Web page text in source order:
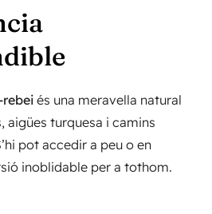
és una meravella natural
aigües turquesa i camins
pot accedir a peu o en
inoblidable per a tothom.